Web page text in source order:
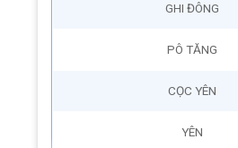
GHI ĐÔNG
PÔ TĂNG
CỌC YÊN
YÊN